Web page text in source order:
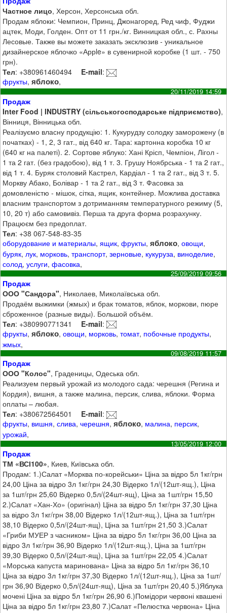
Частное лицо, Херсон, Херсонська обл.
Продам яблоки: Чемпион, Принц, Джонагоред, Ред чиф, Фуджи
ацтек, Моди, Голден. Опт от 11 грн./кг. Винницкая обл., с. Рахны
Лесовые. Также вы можете заказать эксклюзив - уникальное
дизайнерское яблочко «Аррle» в сувенирной коробке (1 шт. - 750
грн).
Тел: +380961460494 E-mail:
фрукты,яблоко,
20/11/2019 14:59
Продаж
Inter Food | INDUSTRY (сільськогосподарське підприємство),
Вінниця, Вінницька обл.
Реалізуємо власну продукцію: 1. Кукурудзу солодку заморожену (в
початках) - 1, 2, 3 гат., від 640 кг. Тара: картонна коробка 10 кг
(640 кг на палеті). 2. Сортове яблуко: Хані Крісп, Чемпіон, Лігол -
1 та 2 гат. (без градобою), від 1 т. 3. Грушу Ноябрська - 1 та 2 гат.,
від 1 т. 4. Буряк столовий Кастрел, Кардіал - 1 та 2 гат., від 3 т. 5.
Моркву Абако, Болівар - 1 та 2 гат., від 3 т. Фасовка за
домовленістю - мішок, сітка, ящик, контейнер. Можлива доставка
власним транспортом з дотриманням температурного режиму (5,
10, 20 т) або самовивіз. Перша та друга форма розрахунку.
Працюєм без предоплат.
Тел: +38 067-548-83-35
оборудование и материалы,ящик,фрукты,яблоко,овощи,
буряк, лук, морковь,транспорт,зерновые, кукуруза, виноделие,
солод,услуги,фасовка,
25/09/2019 09:56
Продаж
ООО "Сандора", Николаев, Миколаївська обл.
Продаём выжимки (жмых) и брак томатов, яблок, моркови, пюре
сброженное (разные виды). Большой объём.
Тел: +380990771341 E-mail:
фрукты,яблоко,овощи, морковь,томат, побочные продукты,
жмых,
09/08/2019 11:57
Продаж
ООО "Колос", Граденицы, Одеська обл.
Реализуем первый урожай из молодого сада: черешня (Регина и
Кордия), вишня, а также малина, персик, слива, яблоки. Форма
оплаты – любая.
Тел: +380672564501 E-mail:
фрукты, вишня,слива,черешня,яблоко, малина, персик,
урожай,
13/05/2019 12:00
Продаж
ТМ «ВСІ100», Киев, Київська обл.
Продам: 1.)Салат «Морква по-корейськи» Ціна за відро 5л 1кг/грн
24,00 Ціна за відро 3л 1кг/грн 24,30 Відерко 1л/(12шт-ящ.), Ціна
за 1шт/грн 25,60 Відерко 0,5л/(24шт-ящ), Ціна за 1шт/грн 15,50
2.)Салат «Хан-Хо» (оригінал) Ціна за відро 5л 1кг/грн 37,30 Ціна
за відро 3л 1кг/грн 38,00 Відерко 1л/(12шт-ящ.), Ціна за 1шт/грн
38,10 Відерко 0,5л/(24шт-ящ), Ціна за 1шт/грн 21,50 3.)Салат
«Гриби МУЕР з часником» Ціна за відро 5л 1кг/грн 36,00 Ціна за
відро 3л 1кг/грн 36,90 Відерко 1л/(12шт-ящ.), Ціна за 1шт/грн
39,30 Відерко 0,5л/(24шт-ящ), Ціна за 1шт/грн 22,05 4.)Салат
«Морська капуста маринована» Ціна за відро 5л 1кг/грн 36,10
Ціна за відро 3л 1кг/грн 37,30 Відерко 1л/(12шт-ящ.), Ціна за 1шт/
грн 36,90 Відерко 0,5л/(24шт-ящ), Ціна за 1шт/грн 20,40 5.)Яблука
мочені Ціна за відро 5л 1кг/грн 26,90 6.)Помідори червоні квашені
Ціна за відро 5л 1кг/грн 23,80 7.)Салат «Пелюстка червона» Ціна